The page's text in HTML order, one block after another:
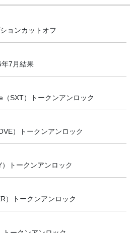
ョンカットオフ
7月結果
SXT）トークンアンロック
）トークンアンロック
トークンアンロック
）トークンアンロック